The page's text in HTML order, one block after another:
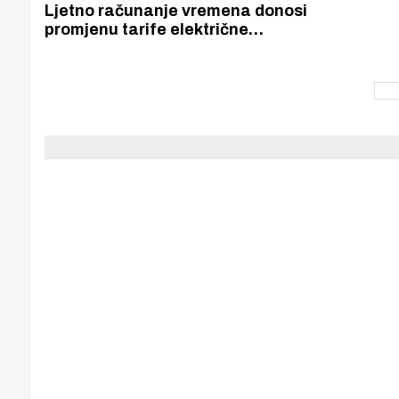
Ljetno računanje vremena donosi
promjenu tarife električne